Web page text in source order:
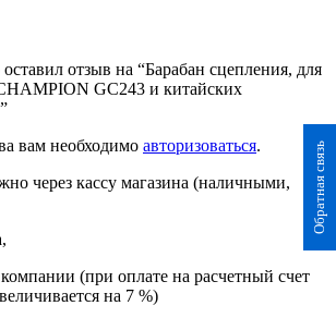
Обратная связь
отзыв на “Барабан сцепления, для
GC243 и китайских
вам необходимо авторизоваться.
через кассу магазина (наличными,
(при оплате на расчетный счет
на 7 %)